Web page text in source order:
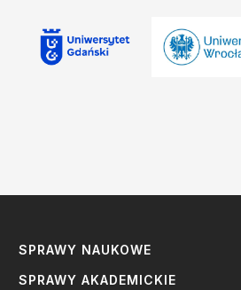
SPRAWY NAUKOWE
SPRAWY AKADEMICKIE